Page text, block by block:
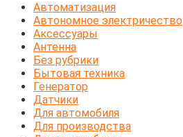
Автоматизация
Автономное электричество
Аксессуары
Антенна
Без рубрики
Бытовая техника
Генератор
Датчики
Для автомобиля
Для производства